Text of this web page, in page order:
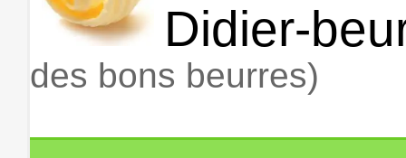
Didier-
des bons beurres)